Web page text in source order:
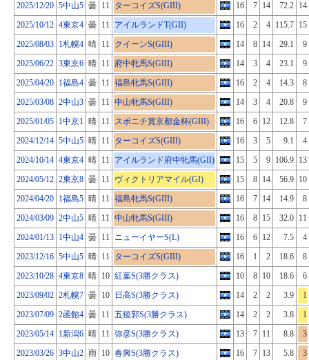
2025/12/20 5中山5 曇 11 ターコイズS(GIII) 16 7 14 72.2 14
2025/10/12 4東京4 曇 11 アイルランドT(GII) 16 2 4 115.7 15
2025/08/03 1札幌4 晴 11 クイーンS(GIII) 14 8 14 29.1
9
2025/06/22 3東京6 晴 11 府中牝馬S(GIII) 14 3 4 23.1
9
2025/04/20 1福島4 曇 11 福島牝馬S(GIII) 16 2 4 14.3
8
2025/03/08 2中山3 曇 11 中山牝馬S(GIII) 14 3 4 20.8
9
2025/01/05 1中京1 晴 11 スポニチ賞京都金杯(GIII) 16 6 12 12.8
7
2024/12/14 5中山5 晴 11 ターコイズS(GIII) 16 3 5 9.1
4
2024/10/14 4東京4 晴 11 アイルランド府中牝馬(GII) 15 5 9 106.9 13
2024/05/12 2東京8 曇 11 ヴィクトリアマイル(GI) 15 8 14 56.9 10
2024/04/20 1福島5 晴 11 福島牝馬S(GIII) 16 7 14 14.9
8
2024/03/09 2中山5 晴 11 中山牝馬S(GIII) 16 8 15 32.0 11
2024/01/13 1中山4 曇 11 ニューイヤーS(L) 16 6 12 7.5
4
2023/12/16 5中山5 晴 11 ターコイズS(GIII) 16 1 2 18.6
8
2023/10/28 4東京8 晴 10 紅葉S(3勝クラス) 10 8 10 18.6
6
2023/09/02 2札幌7 曇 10 日高S(3勝クラス) 14 2 2 3.9
1
2023/07/09 2函館4 曇 11 五稜郭S(3勝クラス) 14 2 2 3.8
1
2023/05/14 1新潟6 晴 11 弥彦S(3勝クラス) 13 7 11 8.8
3
2023/03/26 3中山2 雨 10 春興S(3勝クラス) 16 7 13 5.8
3